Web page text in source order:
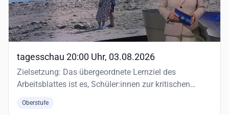
tagesschau 20:00 Uhr, 03.08.2026
Zielsetzung: Das übergeordnete Lernziel des
Arbeitsblattes ist es, Schüler:innen zur kritischen
Oberstufe